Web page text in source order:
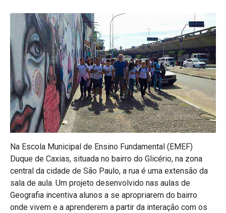
Na Escola Municipal de Ensino Fundamental (EMEF)
Duque de Caxias, situada no bairro do Glicério, na zona
central da cidade de São Paulo, a rua é uma extensão da
sala de aula. Um projeto desenvolvido nas aulas de
Geografia incentiva alunos a se apropriarem do bairro
onde vivem e a aprenderem a partir da interação com os